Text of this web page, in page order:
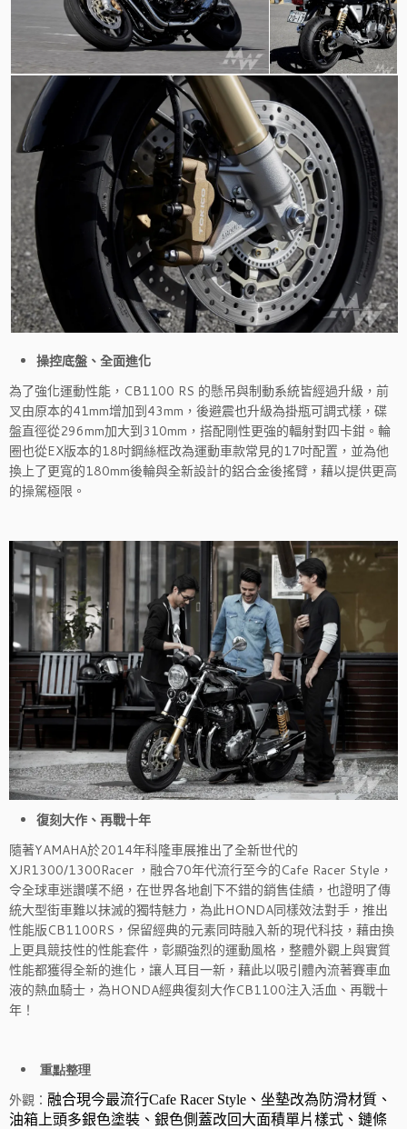
操控底盤、全面進化
為了強化運動性能，CB1100 RS 的懸吊與制動系統皆經過升級，前
叉由原本的41mm增加到43mm，後避震也升級為掛瓶可調式樣，碟
盤直徑從296mm加大到310mm，搭配剛性更強的輻射對四卡鉗。輪
圈也從EX版本的18吋鋼絲框改為運動車款常見的17吋配置，並為他
換上了更寬的180mm後輪與全新設計的鋁合金後搖臂，藉以提供更高
的操駕極限。
復刻大作、再戰十年
隨著YAMAHA於2014年科隆車展推出了全新世代的
XJR1300/1300Racer ，融合70年代流行至今的Cafe Racer Style，
令全球車迷讚嘆不絕，在世界各地創下不錯的銷售佳績，也證明了傳
統大型街車難以抹滅的獨特魅力，為此HONDA同樣效法對手，推出
性能版CB1100RS，保留經典的元素同時融入新的現代科技，藉由換
上更具競技性的性能套件，彰顯強烈的運動風格，整體外觀上與實質
性能都獲得全新的進化，讓人耳目一新，藉此以吸引體內流著賽車血
液的熱血騎士，為HONDA經典復刻大作CB1100注入活血、再戰十
年！
重點整理
外觀： 融合現今最流行Cafe Racer Style、坐墊改為防滑材質、
油箱上頭多銀色塗裝、銀色側蓋改回大面積單片樣式、鏈條